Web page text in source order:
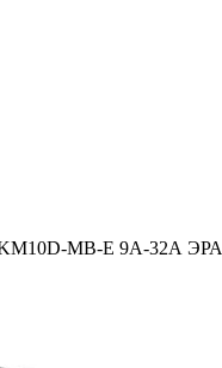
MB-E 9А-32А ЭРА